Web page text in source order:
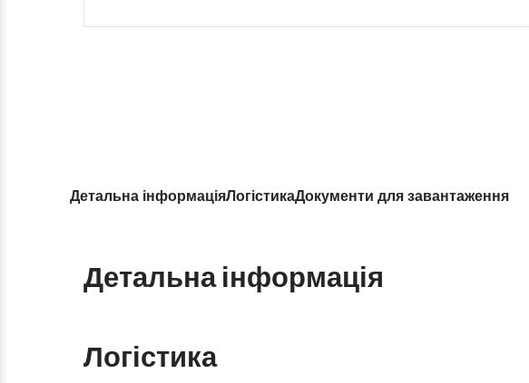
Детальна інформаціяЛогістикаДокументи для завантаження
Детальна інформація
Логістика